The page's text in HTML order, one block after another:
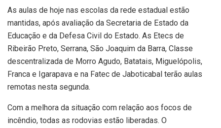
As aulas de hoje nas escolas da rede estadual estão
mantidas, após avaliação da Secretaria de Estado da
Educação e da Defesa Civil do Estado. As Etecs de
Ribeirão Preto, Serrana, São Joaquim da Barra, Classe
descentralizada de Morro Agudo, Batatais, Miguelópolis,
Franca e Igarapava e na Fatec de Jaboticabal terão aulas
remotas nesta segunda.
Com a melhora da situação com relação aos focos de
incêndio, todas as rodovias estão liberadas. O